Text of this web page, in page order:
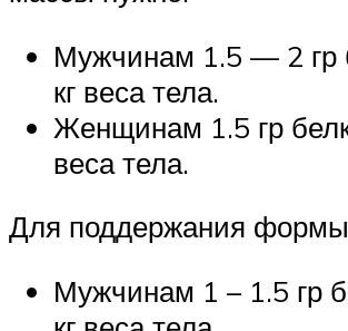
Мужчинам 1.5 — 2 гр
кг веса тела.
Женщинам 1.5 гр
веса тела.
Для поддержания
Мужчинам 1 – 1.5 гр